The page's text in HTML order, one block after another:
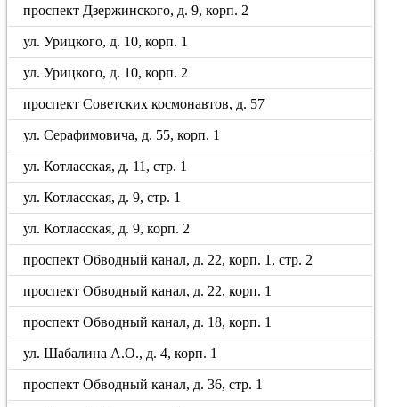
проспект Дзержинского, д. 9, корп. 2
ул. Урицкого, д. 10, корп. 1
ул. Урицкого, д. 10, корп. 2
проспект Советских космонавтов, д. 57
ул. Серафимовича, д. 55, корп. 1
ул. Котласская, д. 11, стр. 1
ул. Котласская, д. 9, стр. 1
ул. Котласская, д. 9, корп. 2
проспект Обводный канал, д. 22, корп. 1, стр. 2
проспект Обводный канал, д. 22, корп. 1
проспект Обводный канал, д. 18, корп. 1
ул. Шабалина А.О., д. 4, корп. 1
проспект Обводный канал, д. 36, стр. 1